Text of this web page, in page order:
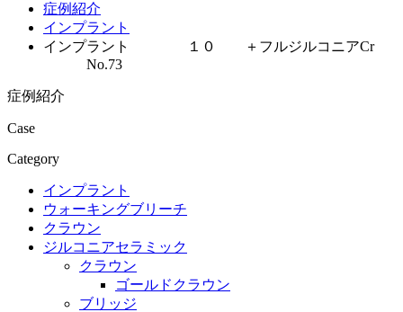
症例紹介
インプラント
インプラント １０ ＋フルジルコニアCr
No.73
症例紹介
Case
Category
インプラント
ウォーキングブリーチ
クラウン
ジルコニアセラミック
クラウン
ゴールドクラウン
ブリッジ